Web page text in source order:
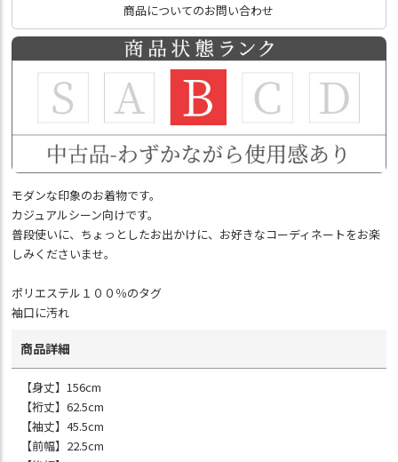
商品についてのお問い合わせ
モダンな印象のお着物です。
カジュアルシーン向けです。
普段使いに、ちょっとしたお出かけに、お好きなコーディネートをお楽
しみくださいませ。
ポリエステル１００％のタグ
袖口に汚れ
商品詳細
【身丈】156cm
【裄丈】62.5cm
【袖丈】45.5cm
【前幅】22.5cm